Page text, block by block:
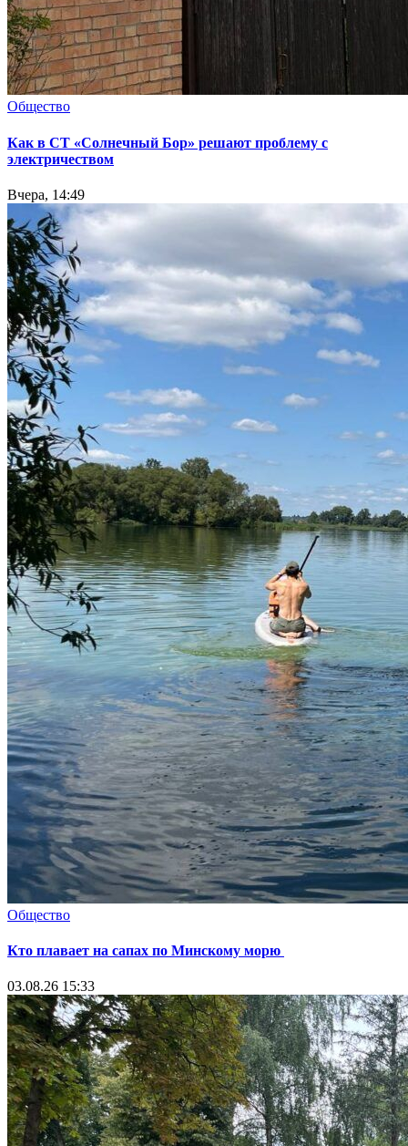
Общество
Как в СТ «Солнечный Бор» решают проблему с
электричеством
Вчера, 14:49
Общество
Кто плавает на сапах по Минскому морю
03.08.26 15:33